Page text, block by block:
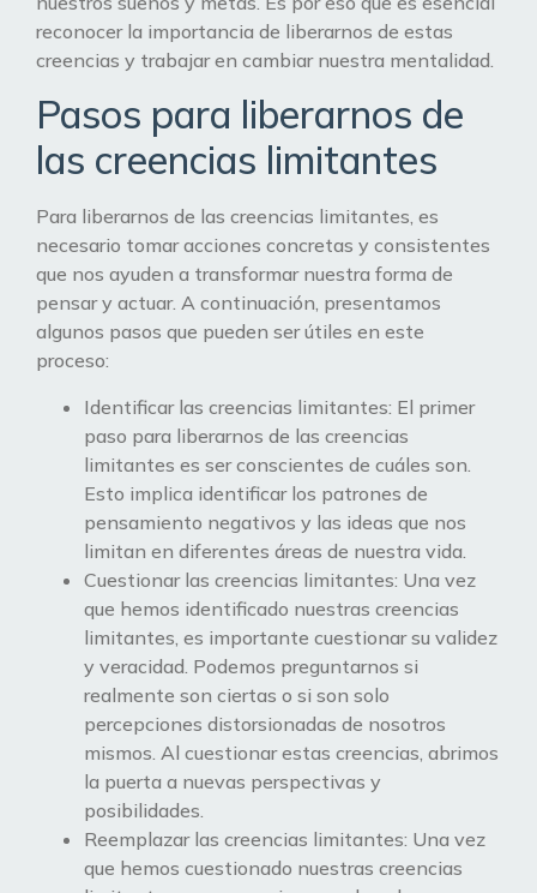
reconocer la importancia de liberarnos de estas
creencias y trabajar en cambiar nuestra mentalidad.
Pasos para liberarnos de
las creencias limitantes
Para liberarnos de las creencias limitantes, es
necesario tomar acciones concretas y consistentes
que nos ayuden a transformar nuestra forma de
pensar y actuar. A continuación, presentamos
algunos pasos que pueden ser útiles en este
proceso:
Identificar las creencias limitantes: El primer
paso para liberarnos de las creencias
limitantes es ser conscientes de cuáles son.
Esto implica identificar los patrones de
pensamiento negativos y las ideas que nos
limitan en diferentes áreas de nuestra vida.
Cuestionar las creencias limitantes: Una vez
que hemos identificado nuestras creencias
limitantes, es importante cuestionar su validez
y veracidad. Podemos preguntarnos si
realmente son ciertas o si son solo
percepciones distorsionadas de nosotros
mismos. Al cuestionar estas creencias, abrimos
la puerta a nuevas perspectivas y
posibilidades.
Reemplazar las creencias limitantes: Una vez
que hemos cuestionado nuestras creencias